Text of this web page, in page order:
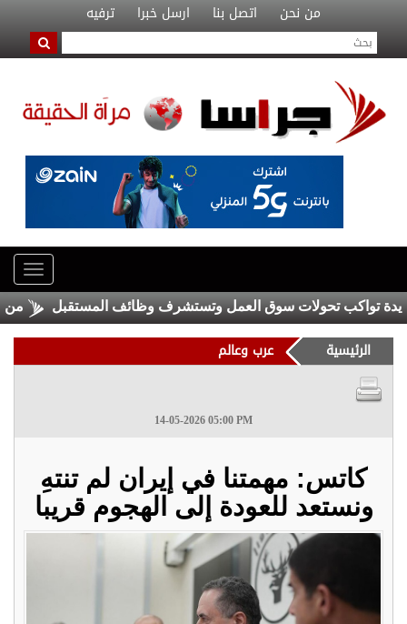
من نحن اتصل بنا ارسل خبرا ترفيه
من قال
الرئيسية عرب وعالم
14-05-2026 05:00 PM
كاتس: مهمتنا في إيران لم تنتهِ
ونستعد للعودة إلى الهجوم قريبا